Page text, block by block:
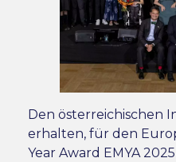
Den österreichischen
erhalten, für den
Year Award EMYA